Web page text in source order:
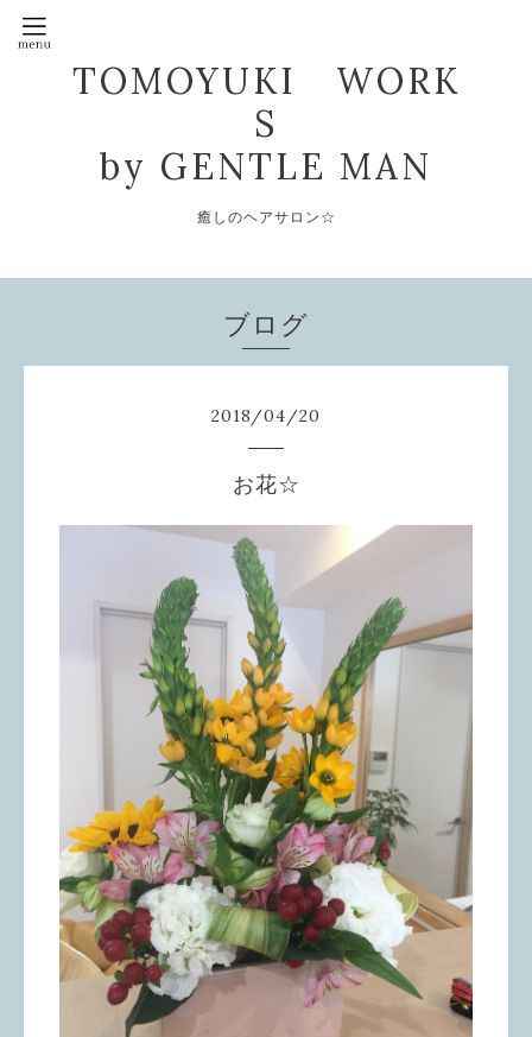
TOMOYUKI WORK
S
by GENTLE MAN
癒しのヘアサロン☆
ブログ
2018/04/20
お花☆